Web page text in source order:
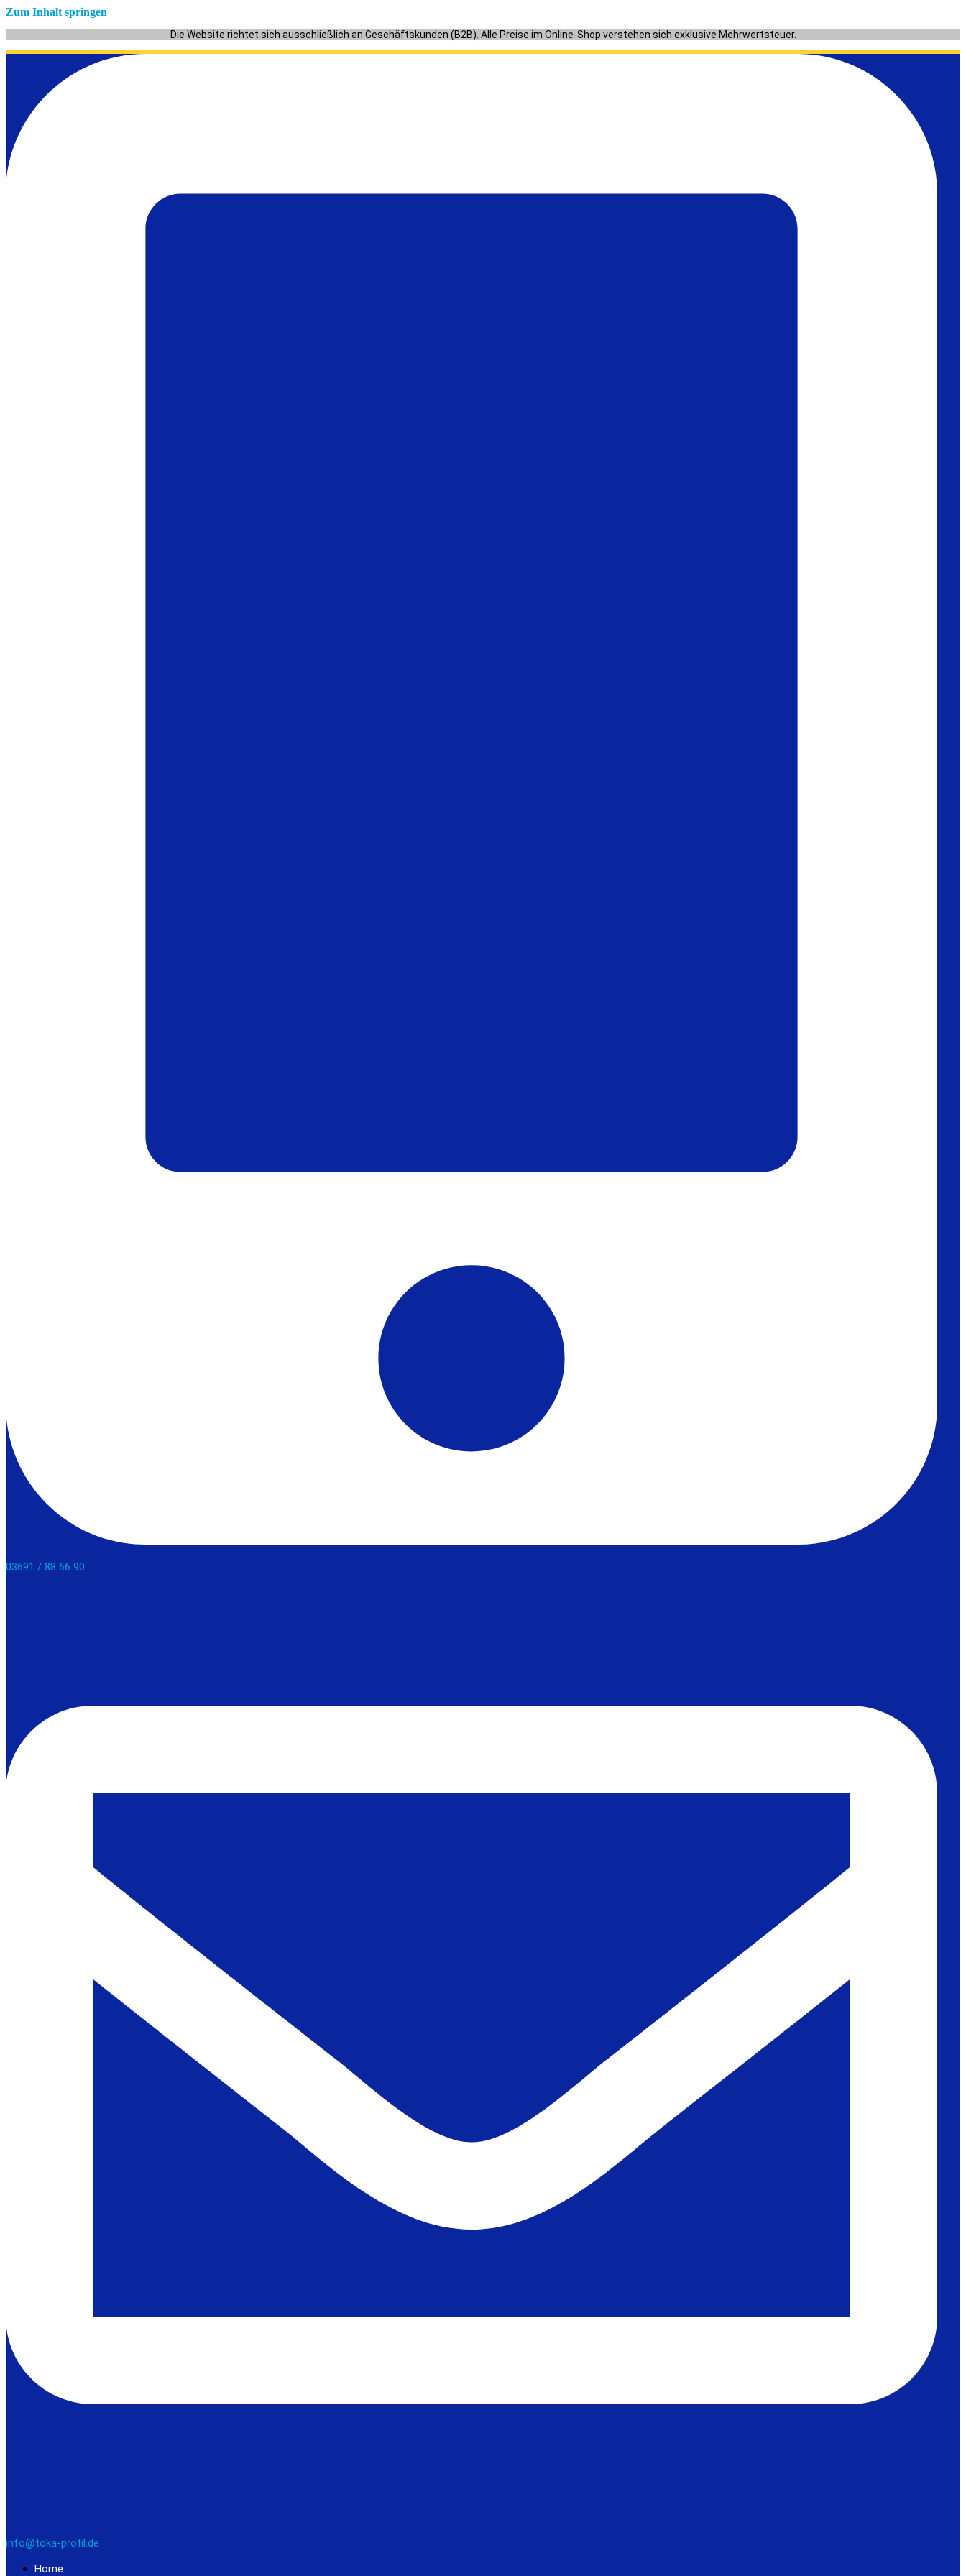
Zum Inhalt springen
Die Website richtet sich ausschließlich an Geschäftskunden (B2B). Alle Preise im Online-Shop verstehen sich exklusive Mehrwertsteuer.
03691 / 88 66 90​
info@toka-profil.de
Home